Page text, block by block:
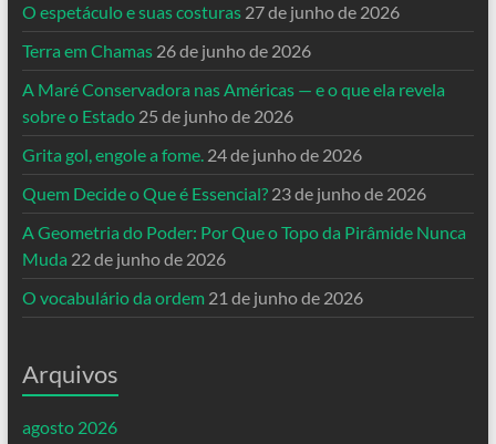
O espetáculo e suas costuras 27 de junho de 2026
Terra em Chamas 26 de junho de 2026
A Maré Conservadora nas Américas — e o que ela revela
sobre o Estado 25 de junho de 2026
Grita gol, engole a fome. 24 de junho de 2026
Quem Decide o Que é Essencial? 23 de junho de 2026
A Geometria do Poder: Por Que o Topo da Pirâmide Nunca
Muda 22 de junho de 2026
O vocabulário da ordem 21 de junho de 2026
Arquivos
agosto 2026